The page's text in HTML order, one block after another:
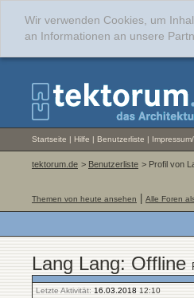
Wir verwenden Cookies, um
an Informationen an unsere
Startseite | Hilfe | Benutzerliste |
tektorum.de > Benutzerliste > Profil von
Themen von heute ansehen Alle Foren
Lang Lang: Offline
Letzte Aktivität: 16.03.2018 12:10